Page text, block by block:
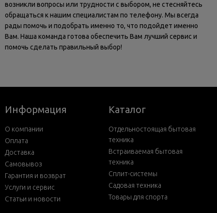
возникли вопросы или трудности с выбором, не стесняйтесь
обращаться к нашим специалистам по телефону. Мы всегда
рады помочь и подобрать именно то, что подойдет именно
Вам. Наша команда готова обеспечить Вам лучший сервис и
помочь сделать правильный выбор!
Информация
О компании
Оплата
Доставка
Самовывоз
Гарантия и возврат
Услуги и сервис
Статьи и новости
Каталог
Отдельностоящая бытовая
техника
Встраиваемая бытовая
техника
Сплит-системы
Садовая техника
Товары для спорта